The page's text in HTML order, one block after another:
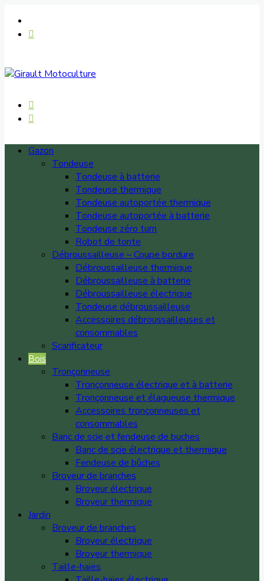
Gazon
Tondeuse
Tondeuse à batterie
Tondeuse thermique
Tondeuse autoportée thermique
Tondeuse autoportée à batterie
Tondeuse zéro turn
Robot de tonte
Débroussailleuse – Coupe bordure
Débroussailleuse thermique
Débroussailleuse à batterie
Débroussailleuse électrique
Tondeuse débroussailleuse
Accessoires débroussailleuses et
consommables
Scarificateur
Bois
Tronçonneuse
Tronçonneuse électrique et à batterie
Tronçonneuse et élagueuse thermique
Accessoires tronçonneuses et
consommables
Banc de scie et fendeuse de buches
Banc de scie électrique et thermique
Fendeuse de bûches
Broyeur de branches
Broyeur électrique
Broyeur thermique
Jardin
Broyeur de branches
Broyeur électrique
Broyeur thermique
Taille-haies